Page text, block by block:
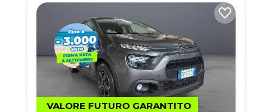
VALORE FUTURO GARANTITO